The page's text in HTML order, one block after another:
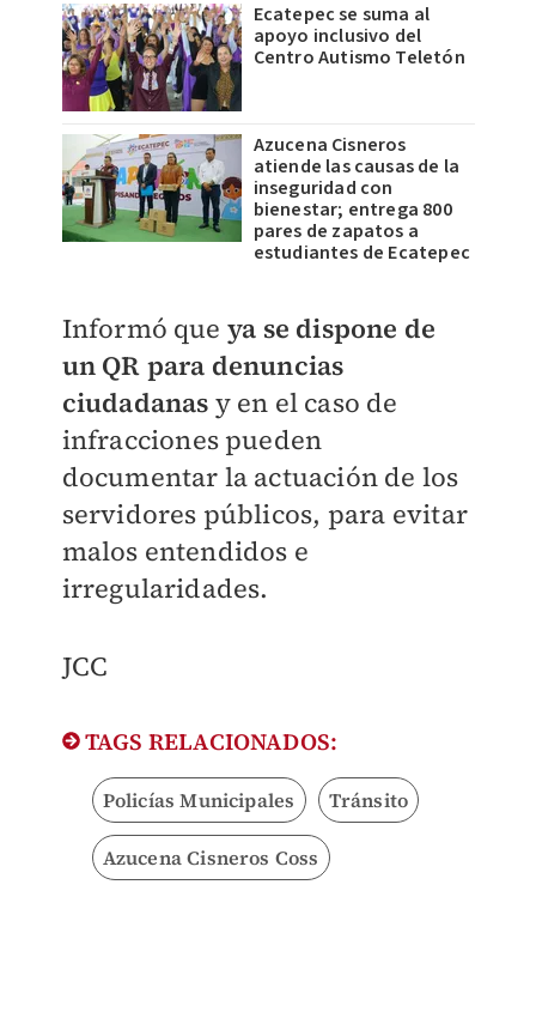
Ecatepec se suma al
apoyo inclusivo del
Centro Autismo Teletón
Azucena Cisneros
atiende las causas de la
inseguridad con
bienestar; entrega 800
pares de zapatos a
estudiantes de Ecatepec
Informó que ya se dispone de
un QR para denuncias
ciudadanas y en el caso de
infracciones pueden
documentar la actuación de los
servidores públicos, para evitar
malos entendidos e
irregularidades.
JCC
TAGS RELACIONADOS:
Policías Municipales Tránsito
Azucena Cisneros Coss